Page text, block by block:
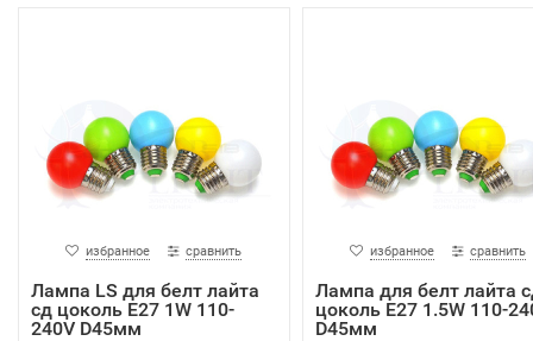
избранное сравнить
Лампа LS для белт лайта
сд цоколь Е27 1W 110-
240V D45мм
избранное сравнить
Лампа для белт лайта
цоколь Е27 1.5W 110-
D45мм